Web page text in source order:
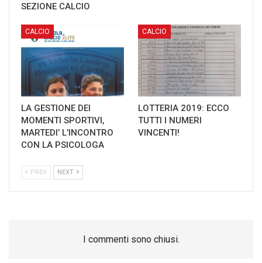
SEZIONE CALCIO
CALCIO
LA GESTIONE DEI
MOMENTI SPORTIVI,
MARTEDI’ L’INCONTRO
CON LA PSICOLOGA
CALCIO
LOTTERIA 2019: ECCO
TUTTI I NUMERI
VINCENTI!
PREV NEXT
I commenti sono chiusi.